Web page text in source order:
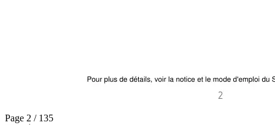
Page 2 / 135